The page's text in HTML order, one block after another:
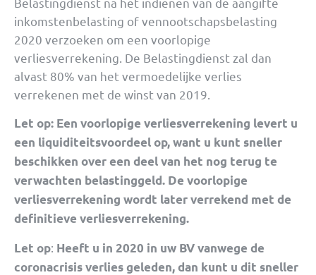
inkomstenbelasting of vennootschapsbelasting
2020 verzoeken om een voorlopige
verliesverrekening. De Belastingdienst zal dan
alvast 80% van het vermoedelijke verlies
verrekenen met de winst van 2019.
Let op: Een voorlopige verliesverrekening levert u
een liquiditeitsvoordeel op, want u kunt sneller
beschikken over een deel van het nog terug te
verwachten belastinggeld. De voorlopige
verliesverrekening wordt later verrekend met de
definitieve verliesverrekening.
Let op: Heeft u in 2020 in uw BV vanwege de
coronacrisis verlies geleden, dan kunt u dit sneller